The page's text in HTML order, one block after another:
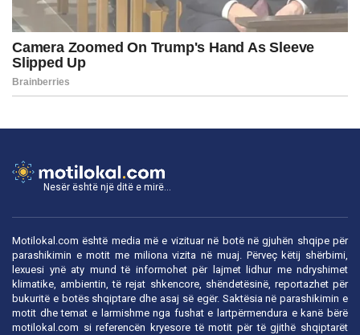
Nesër është një ditë e mirë...
Motilokal.com është media më e vizituar në botë në gjuhën shqipe për
parashikimin e motit me miliona vizita në muaj. Përveç këtij shërbimi,
lexuesi ynë aty mund të informohet për lajmet lidhur me ndryshimet
klimatike, ambientin, të rejat shkencore, shëndetësinë, reportazhet për
bukuritë e botës shqiptare dhe asaj së egër. Saktësia në parashikimin e
motit dhe temat e larmishme nga fushat e lartpërmendura e kanë bërë
motilokal.com si referencën kryesore të motit për të gjithë shqiptarët